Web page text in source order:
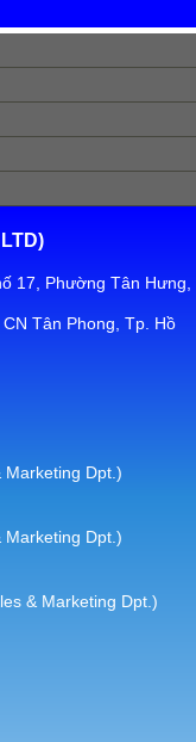
17, Phường Tân Hưng,
Tân Phong, Tp. Hồ
Marketing Dpt.)
Marketing Dpt.)
& Marketing Dpt.)